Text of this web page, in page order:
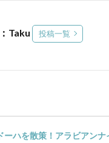
Taku 投稿一覧
ーハを散策！アラビアンナ